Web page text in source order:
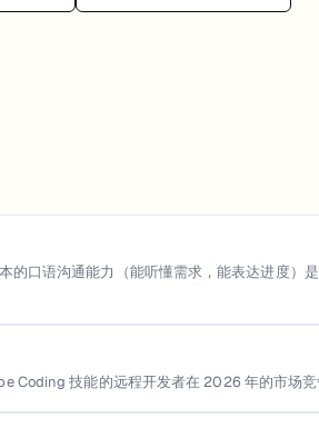
的口语沟通能力（能听懂需求，能表达进度）
Coding 技能的远程开发者在 2026 年的市场竞